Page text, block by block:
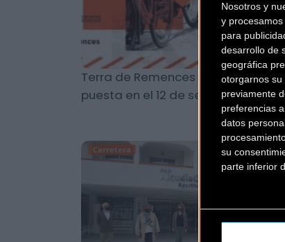
Nosotros y
y
para
desarrollo de
geográfica
otorgarnos su
previamente
preferencias
datos
su
parte inferior
Terra de Remences pedalea con
puesta en el 12 de septiembre
Carretera